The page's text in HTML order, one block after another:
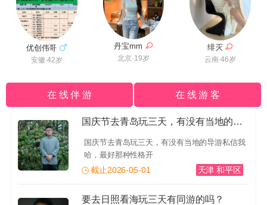
优创伟哥
安徽·42岁
丹宝mm
北京·19岁
绯灭
云南·46岁
在 线 伴 游 在 线 游 客
国庆节去青岛玩三天，有没有当地的导游私信我哈
国庆节去青岛玩三天，有没有当地的导游私信我
哈，最好那种性格开
截止2026-05-01 天津 和平区
要去日照看海玩三天有同游的吗？